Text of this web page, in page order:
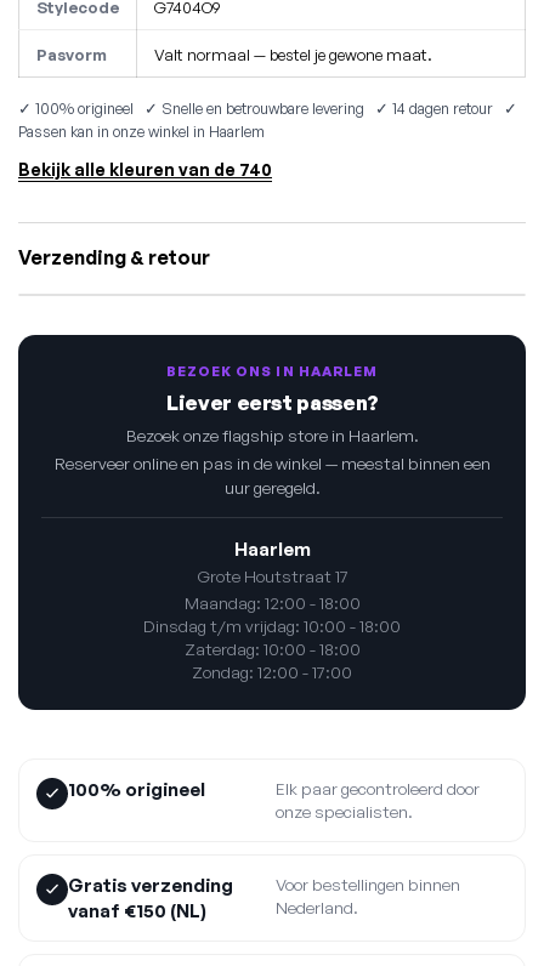
Stylecode G7404O9
Pasvorm Valt normaal — bestel je gewone maat.
✓ 100% origineel ✓ Snelle en betrouwbare levering ✓ 14 dagen retour ✓
Passen kan in onze winkel in Haarlem
Bekijk alle kleuren van de 740
Verzending & retour
BEZOEK ONS IN HAARLEM
Liever eerst passen?
Bezoek onze flagship store in Haarlem.
Reserveer online en pas in de winkel — meestal binnen een
uur geregeld.
Haarlem
Grote Houtstraat 17
Maandag: 12:00 - 18:00
Dinsdag t/m vrijdag: 10:00 - 18:00
Zaterdag: 10:00 - 18:00
Zondag: 12:00 - 17:00
100% origineel
Elk paar gecontroleerd door
onze specialisten.
Gratis verzending
vanaf €150 (NL)
Voor bestellingen binnen
Nederland.